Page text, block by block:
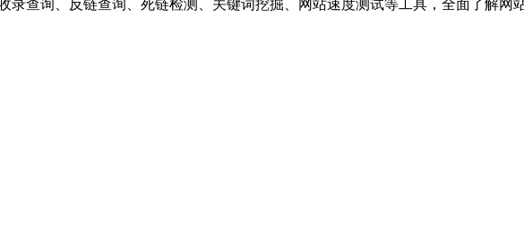
录查询、反链查询、死链检测、关键词挖掘、网站速度测试等工具，全面了解网